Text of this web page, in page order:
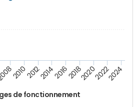
de fonctionnement
20102012201420162018202020222024